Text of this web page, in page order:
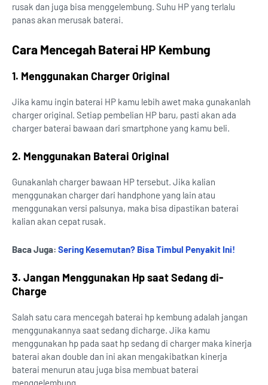
rusak dan juga bisa menggelembung. Suhu HP yang terlalu
panas akan merusak baterai.
Cara Mencegah Baterai HP Kembung
1. Menggunakan Charger Original
Jika kamu ingin baterai HP kamu lebih awet maka gunakanlah
charger original. Setiap pembelian HP baru, pasti akan ada
charger baterai bawaan dari smartphone yang kamu beli.
2. Menggunakan Baterai Original
Gunakanlah charger bawaan HP tersebut. Jika kalian
menggunakan charger dari handphone yang lain atau
menggunakan versi palsunya, maka bisa dipastikan baterai
kalian akan cepat rusak.
Baca Juga: Sering Kesemutan? Bisa Timbul Penyakit Ini!
3. Jangan Menggunakan Hp saat Sedang di-
Charge
Salah satu cara mencegah baterai hp kembung adalah jangan
menggunakannya saat sedang dicharge. Jika kamu
menggunakan hp pada saat hp sedang di charger maka kinerja
baterai akan double dan ini akan mengakibatkan kinerja
baterai menurun atau juga bisa membuat baterai
menggelembung.